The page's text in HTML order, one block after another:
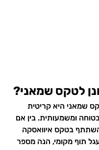
לטקס שמאני?
שמאני היא קריטית
ומשמעותית. בין אם
בטקס איוואסקה
תוף מקומי, הנה מספר